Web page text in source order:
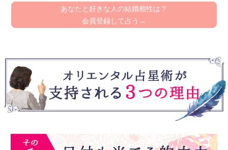
あなたと好きな人の結婚相性は？
会員登録して占う→